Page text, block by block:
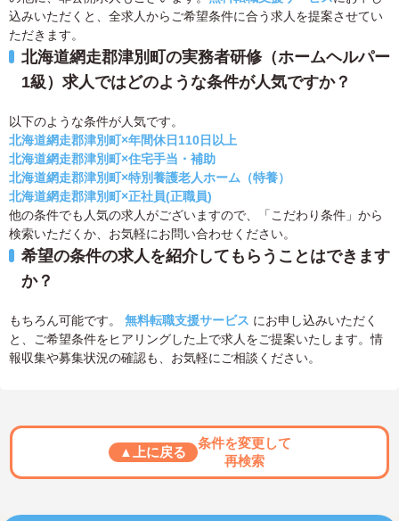
込みいただくと、全求人からご希望条件に合う求人を提案させてい
ただきます。
北海道網走郡津別町の実務者研修（ホームヘルパー
1級）求人ではどのような条件が人気ですか？
以下のような条件が人気です。
北海道網走郡津別町×年間休日110日以上
北海道網走郡津別町×住宅手当・補助
北海道網走郡津別町×特別養護老人ホーム（特養）
北海道網走郡津別町×正社員(正職員)
他の条件でも人気の求人がございますので、「こだわり条件」から
検索いただくか、お気軽にお問い合わせください。
希望の条件の求人を紹介してもらうことはできます
か？
もちろん可能です。 無料転職支援サービス にお申し込みいただく
と、ご希望条件をヒアリングした上で求人をご提案いたします。情
報収集や募集状況の確認も、お気軽にご相談ください。
▲上に戻る
条件を変更して
再検索